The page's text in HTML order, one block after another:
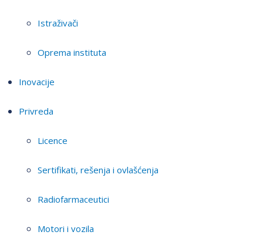
Istraživači
Oprema instituta
Inovacije
Privreda
Licence
Sertifikati, rešenja i ovlašćenja
Radiofarmaceutici
Motori i vozila